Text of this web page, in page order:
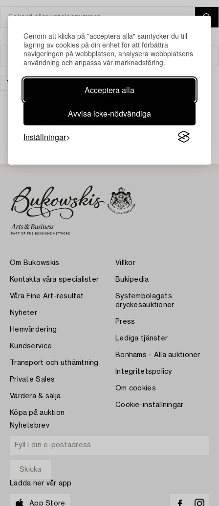
Genom att klicka på "acceptera alla" samtycker du till
lagring av cookies på din enhet för att förbättra
navigeringen på webbplatsen, analysera webbplatsens
användning och anpassa vår marknadsföring.
Acceptera alla
Avvisa icke-nödvändiga
Inställningar
Filter
Om Bukowskis
Kontakta våra specialister
Våra Fine Art-resultat
Nyheter
Hemvärdering
Kundservice
Transport och uthämtning
Private Sales
Värdera & sälja
Köpa på auktion
Villkor
Bukipedia
Systembolagets
dryckesauktioner
Press
Lediga tjänster
Bonhams - Alla auktioner
Integritetspolicy
Om cookies
Cookie-inställningar
Nyhetsbrev
Ladda ner vår app
App Store